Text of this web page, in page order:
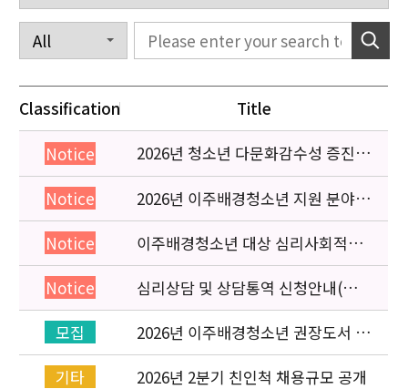
Classification Title
Notice
2026년 청소년 다문화감수성 증진
프로그램 「다가감」신청기관 안내
Notice
2026년 이주배경청소년 지원 분야
종사자 역량강화 교육 일정 안내
Notice
이주배경청소년 대상 심리사회적응
검사 연수동영상 개편 안내
Notice
심리상담 및 상담통역 신청안내(의뢰
서첨부)
모집
2026년 이주배경청소년 권장도서 목
록 구성을 위한 청소년 참여 이벤트
안내
기타
2026년 2분기 친인척 채용규모 공개